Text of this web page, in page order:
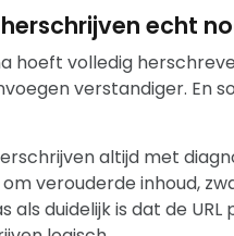
echt
hoeft volledig
verstandiger. En
altijd met
verouderde inhoud,
als duidelijk is dat de